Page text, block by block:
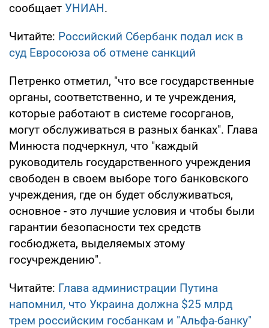
сообщает УНИАН.
Читайте: Российский Сбербанк подал иск в
суд Евросоюза об отмене санкций
Петренко отметил, "что все государственные
органы, соответственно, и те учреждения,
которые работают в системе госорганов,
могут обслуживаться в разных банках". Глава
Минюста подчеркнул, что "каждый
руководитель государственного учреждения
свободен в своем выборе того банковского
учреждения, где он будет обслуживаться,
основное - это лучшие условия и чтобы были
гарантии безопасности тех средств
госбюджета, выделяемых этому
госучреждению".
Читайте: Глава администрации Путина
напомнил, что Украина должна $25 млрд
трем российским госбанкам и "Альфа-банку"